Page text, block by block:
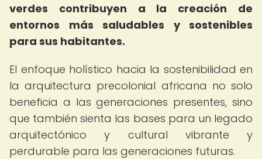
verdes contribuyen a la creación de
entornos más saludables y sostenibles
para sus habitantes.
El enfoque holístico hacia la sostenibilidad en
la arquitectura precolonial africana no solo
beneficia a las generaciones presentes, sino
que también sienta las bases para un legado
arquitectónico y cultural vibrante y
perdurable para las generaciones futuras.